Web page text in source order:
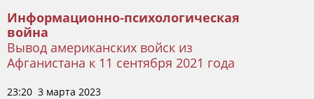
Информационно-психологическая
война
Вывод американских войск из
Афганистана к 11 сентября 2021 года
23:20 3 марта 2023